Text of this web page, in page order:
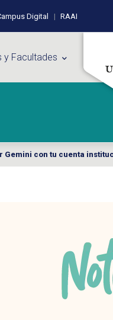
Digital RAAI
y Facultades
con tu cuenta